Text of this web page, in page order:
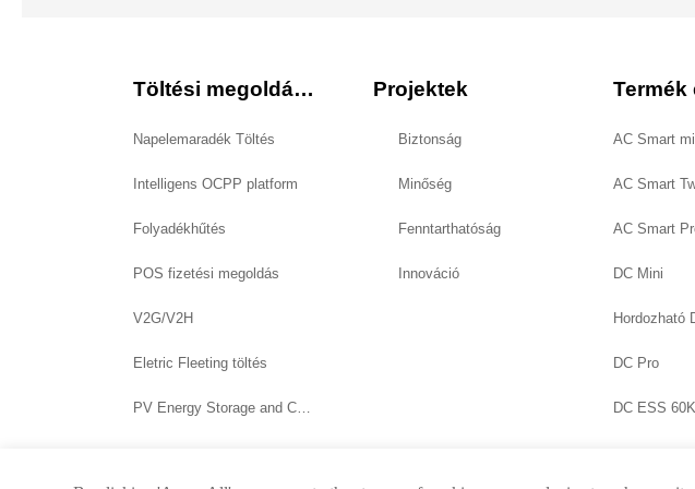
Töltési megoldások
Napelemaradék Töltés
Intelligens OCPP platform
Folyadékhűtés
POS fizetési megoldás
V2G/V2H
Eletric Fleeting töltés
PV Energy Storage and Charging System
Projektek
Biztonság
Minőség
Fenntarthatóság
Innováció
AC Smart
AC Smart
AC Smart
DC Mini
Hordozható
DC Pro
DC ESS